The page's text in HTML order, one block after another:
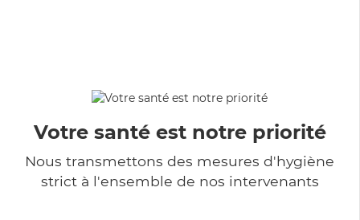
Votre santé est notre priorité
Nous transmettons des mesures d'hygiène
strict à l'ensemble de nos intervenants